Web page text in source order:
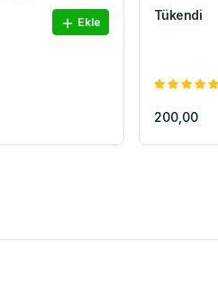
Ekle Tükendi
200,00